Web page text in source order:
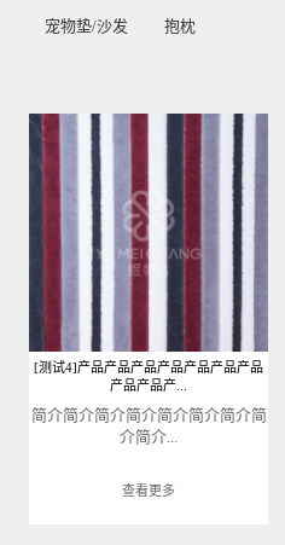
宠物垫/沙发 抱枕
[测试4]产品产品产品产品产品产品产品
产品产品产...
简介简介简介简介简介简介简介简
介简介...
查看更多